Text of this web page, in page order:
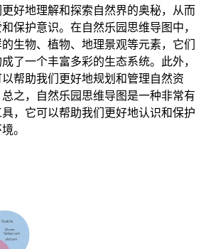
好地理解和探索自然界的奥秘，从而
保护意识。在自然乐园思维导图中，
生物、植物、地理景观等元素，它们
了一个丰富多彩的生态系统。此外，
帮助我们更好地规划和管理自然资
之，自然乐园思维导图是一种非常有
，它可以帮助我们更好地认识和保护
。